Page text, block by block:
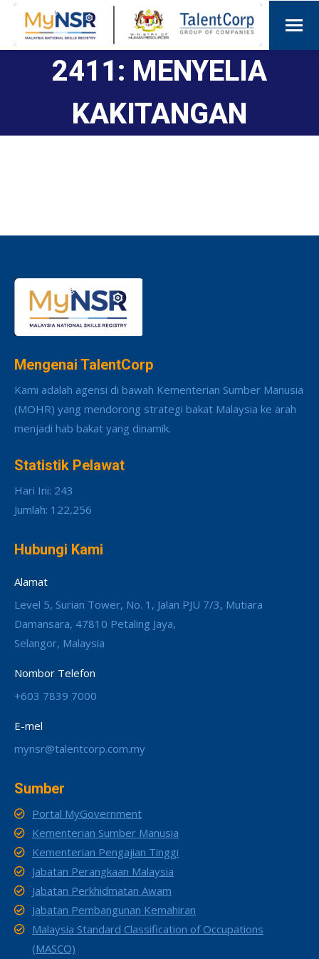
2411: MENYELIA
KAKITANGAN
Mengenai TalentCorp
Kami adalah agensi di bawah Kementerian Sumber Manusia
(MOHR) yang mendorong strategi bakat Malaysia ke arah
menjadi hab bakat yang dinamik.
Statistik Pelawat
Hari Ini: 243
Jumlah: 122,256
Hubungi Kami
Alamat
Level 5, Surian Tower, No. 1, Jalan PJU 7/3, Mutiara
Damansara, 47810 Petaling Jaya,
Selangor, Malaysia
Nombor Telefon
+603 7839 7000
E-mel
mynsr@talentcorp.com.my
Sumber
Portal MyGovernment
Kementerian Sumber Manusia
Kementerian Pengajian Tinggi
Jabatan Perangkaan Malaysia
Jabatan Perkhidmatan Awam
Jabatan Pembangunan Kemahiran
Malaysia Standard Classification of Occupations
(MASCO)